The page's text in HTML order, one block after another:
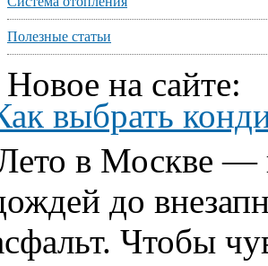
Полезные статьи
Новое на сайте:
выбрать
в Москве —
до
Чтобы